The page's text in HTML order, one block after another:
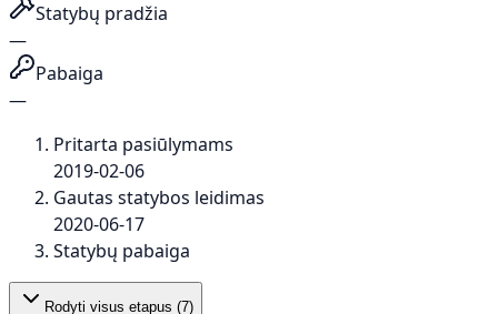
Statybų pradžia
—
Pabaiga
—
Pritarta pasiūlymams
2019-02-06
Gautas statybos leidimas
2020-06-17
Statybų pabaiga
Rodyti visus etapus (7)